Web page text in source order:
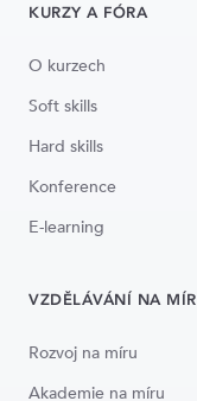
KURZY A FÓRA
O kurzech
Soft skills
Hard skills
Konference
E-learning
VZDĚLÁVÁNÍ NA
Rozvoj na míru
Akademie na míru